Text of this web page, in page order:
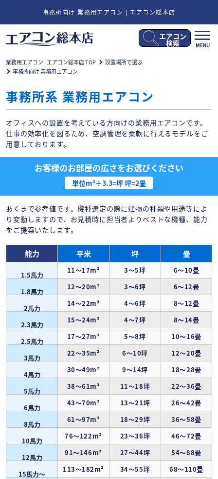
事務所向け 業務用エアコン | エアコン総本店
メ
ニ
MENU
エアコン
検索
業務用エアコン | エアコン総本店 TOP
設置場所で選ぶ
事務所向け 業務用エアコン
事務所系 業務用エアコン
オフィスへの設置を考えている方向けの業務用エアコンです。
仕事の効率化を図るため、空調管理を柔軟に行えるモデルをご
用意しております。
お客様のお部屋の広さをお選びください
単位m²÷3.3=坪 坪=2畳
あくまで参考値です。機種選定の際に建物の種類や用途等によ
り変動しますので、お見積時に担当者よりベストな機種、能力
をご提案いたします。
能力 平米 坪 畳
1.5馬力
11～17m² 3～5坪 6～10畳
1.8馬力
12～20m² 3～6坪 6～12畳
2馬力
14～22m² 4～6坪 8～12畳
2.3馬力
15～24m² 4～7坪 8～14畳
2.5馬力
17～27m² 5～8坪 10～16畳
3馬力
22～35m² 6～10坪 12～20畳
4馬力
30～49m² 9～14坪 18～28畳
5馬力
38～61m² 11～18坪 22～36畳
6馬力
43～70m² 13～21坪 26～42畳
8馬力
61～97m² 18～29坪 36～58畳
10馬力
76～122m² 23～36坪 46～72畳
12馬力
91～146m² 27～44坪 54～88畳
15馬力〜
113～182m² 34～55坪 68～110畳